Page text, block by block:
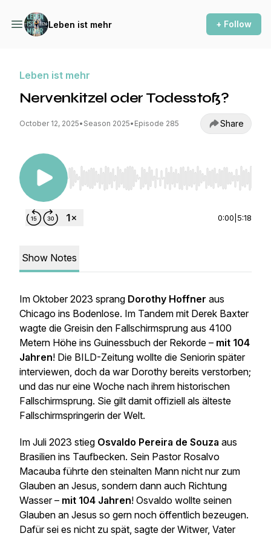
Leben ist mehr + Follow
Leben ist mehr
Nervenkitzel oder Todesstoß?
October 12, 2025• Season 2025• Episode 285 Share
Use Left/Right to seek, Home/End to jump to
0:00 5:18
Show Notes
Im Oktober 2023 sprang Dorothy Hoffner aus
Chicago ins Bodenlose. Im Tandem mit Derek Baxter
wagte die Greisin den Fallschirmsprung aus 4100
Metern Höhe ins Guinessbuch der Rekorde – mit 104
Jahren! Die BILD-Zeitung wollte die Seniorin später
interviewen, doch da war Dorothy bereits verstorben;
und das nur eine Woche nach ihrem historischen
Fallschirmsprung. Sie gilt damit offiziell als älteste
Fallschirmspringerin der Welt.
Im Juli 2023 stieg Osvaldo Pereira de Souza aus
Brasilien ins Taufbecken. Sein Pastor Rosalvo
Macauba führte den steinalten Mann nicht nur zum
Glauben an Jesus, sondern dann auch Richtung
Wasser – mit 104 Jahren! Osvaldo wollte seinen
Glauben an Jesus so gern noch öffentlich bezeugen.
Dafür sei es nicht zu spät, sagte der Witwer, Vater